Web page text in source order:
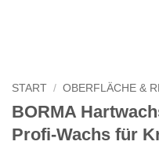
START / OBERFLÄCHE &
BORMA
Profi-Wachs für